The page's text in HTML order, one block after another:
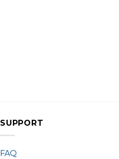
SUPPORT
FAQ